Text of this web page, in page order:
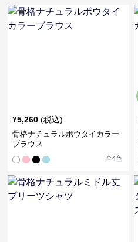
¥5,260 (税込)
骨格ナチュラルボウタイカラー
ブラウス
全4色